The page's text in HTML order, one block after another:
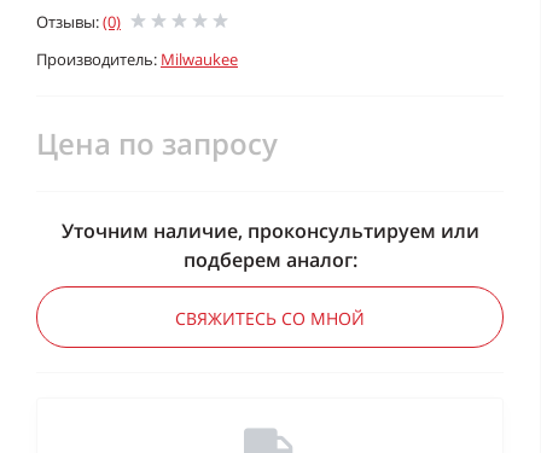
Отзывы:(0)
Производитель: Milwaukee
Цена по запросу
Уточним наличие, проконсультируем или
подберем аналог:
СВЯЖИТЕСЬ СО МНОЙ